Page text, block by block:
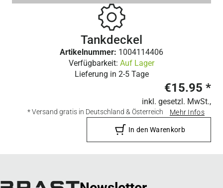
Tankdeckel
Artikelnummer: 1004114406
Verfügbarkeit: Auf Lager
Lieferung in 2-5 Tage
€15.95 *
inkl. gesetzl. MwSt.,
* Versand gratis in Deutschland & Österreich Mehr Infos
In den Warenkorb